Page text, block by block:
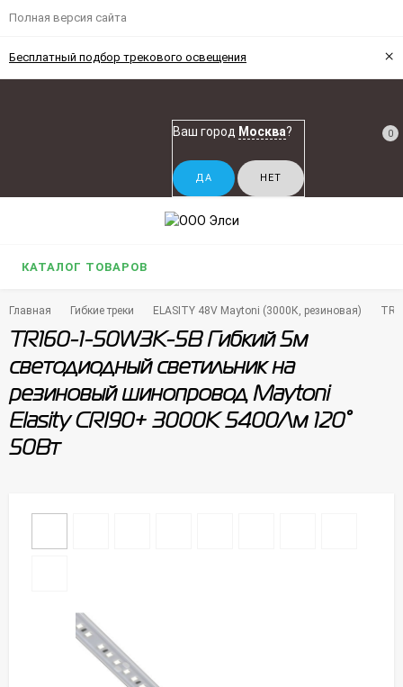
Полная версия сайта
Бесплатный подбор трекового освещения ×
Ваш город Москва? 0
КАТАЛОГ ТОВАРОВ
Главная Гибкие треки ELASITY 48V Maytoni (3000К, резиновая)
TR160-1-50W3K-5B Гибкий 5м
светодиодный светильник на
резиновый шинопровод Maytoni
Elasity CRI90+ 3000К 5400Лм 120°
50Вт